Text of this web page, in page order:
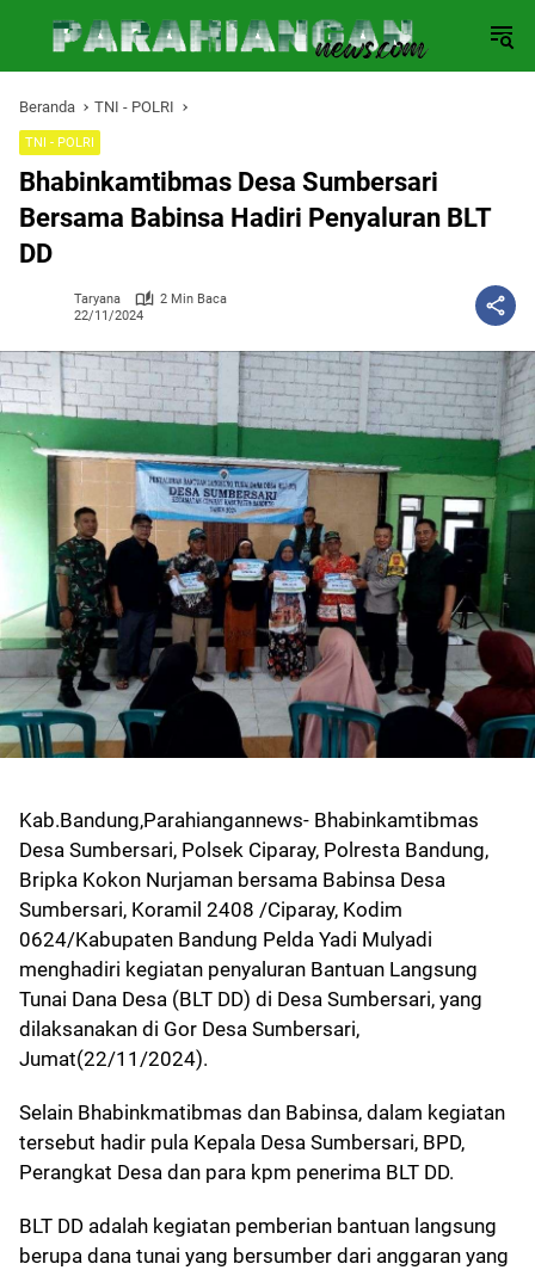
Beranda TNI - POLRI
TNI - POLRI
Bhabinkamtibmas Desa Sumbersari
Bersama Babinsa Hadiri Penyaluran BLT
DD
Taryana
2 Min Baca
22/11/2024
Kab.Bandung,Parahiangannews- Bhabinkamtibmas
Desa Sumbersari, Polsek Ciparay, Polresta Bandung,
Bripka Kokon Nurjaman bersama Babinsa Desa
Sumbersari, Koramil 2408 /Ciparay, Kodim
0624/Kabupaten Bandung Pelda Yadi Mulyadi
menghadiri kegiatan penyaluran Bantuan Langsung
Tunai Dana Desa (BLT DD) di Desa Sumbersari, yang
dilaksanakan di Gor Desa Sumbersari,
Jumat(22/11/2024).
Selain Bhabinkmatibmas dan Babinsa, dalam kegiatan
tersebut hadir pula Kepala Desa Sumbersari, BPD,
Perangkat Desa dan para kpm penerima BLT DD.
BLT DD adalah kegiatan pemberian bantuan langsung
berupa dana tunai yang bersumber dari anggaran yang